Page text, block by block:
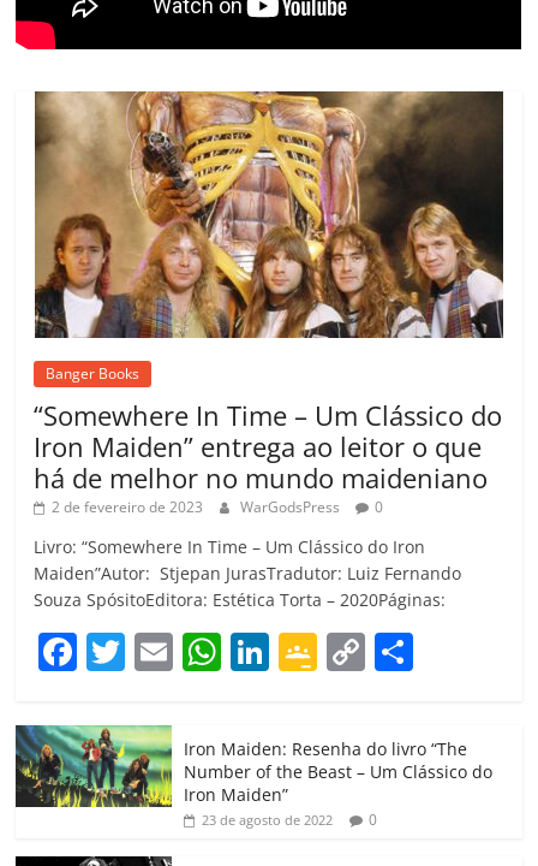
Banger Books
“Somewhere In Time – Um Clássico do
Iron Maiden” entrega ao leitor o que
há de melhor no mundo maideniano
2 de fevereiro de 2023 WarGodsPress 0
Livro: “Somewhere In Time – Um Clássico do Iron
Maiden”Autor: Stjepan JurasTradutor: Luiz Fernando
Souza SpósitoEditora: Estética Torta – 2020Páginas:
F
c
e
b
o
T
itt
er
E W
at
s
A
Li
e
dI
G
gl
e
Cl
C
p
y
Li
m
p
Iron Maiden: Resenha do livro “The
Number of the Beast – Um Clássico do
Iron Maiden”
23 de agosto de 2022 0